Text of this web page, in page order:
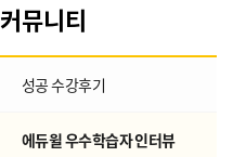
커뮤니티
성공 수강후기
에듀윌 우수학습자 인터뷰